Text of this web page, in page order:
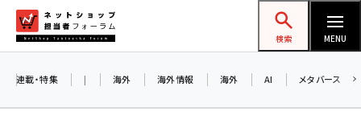
ン
ネットショップ担当者フォーラム
検索 MENU
連載・特集 | 海外 海外情報 海外 AI メタバース